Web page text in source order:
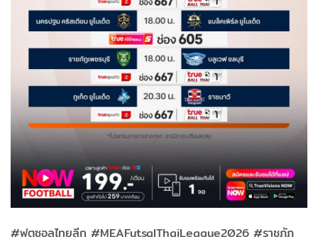
#ฟุตซอลไทยลีก #MEAFutsalThaiLeague2026 #ราชภัฏ